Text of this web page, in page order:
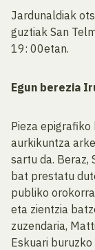
Jardunaldiak
guztiak San
19: 00etan.
Egun berezia
Pieza
aurkikuntza
sartu da. Beraz,
bat prestatu
publiko
eta zientzia
zuzendaria,
Eskuari